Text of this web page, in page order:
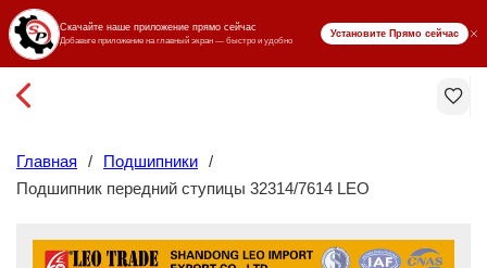
₸ KZT
Главная / Подшипники /
Подшипник передний ступицы 32314/7614 LEO